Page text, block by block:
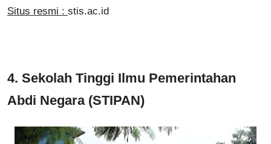
Situs resmi : stis.ac.id
4. Sekolah Tinggi Ilmu Pemerintahan
Abdi Negara (STIPAN)